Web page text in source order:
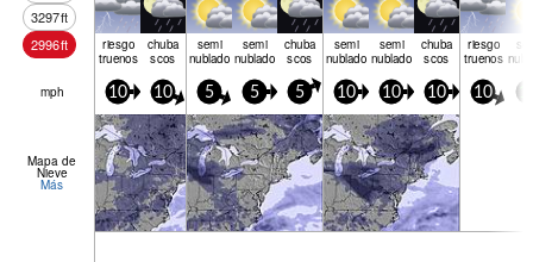
3297ft
2996ft riesgo
truenos
chuba
scos
semi
nublado
semi
nublado
chuba
scos
semi
nublado
semi
nublado
chuba
scos
riesgo
truenos
mph 10 10 5 5 5 10 10 10 10
Mapa de
Nieve
Más